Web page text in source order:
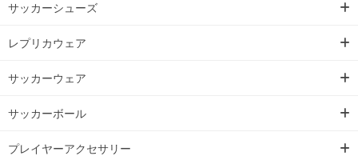
サッカーシューズ
レプリカウェア
サッカーウェア
サッカーボール
プレイヤーアクセサリー